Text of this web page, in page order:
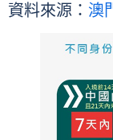
資料來源： 澳